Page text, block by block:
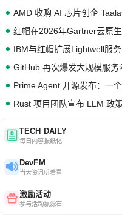
红帽在2026年Gartner云原
GitHub 再次爆发大规模服务
TECH DAILY
每日内容报纸化
DevFM
当天资讯听着看
激励活动
参与活动赢源石